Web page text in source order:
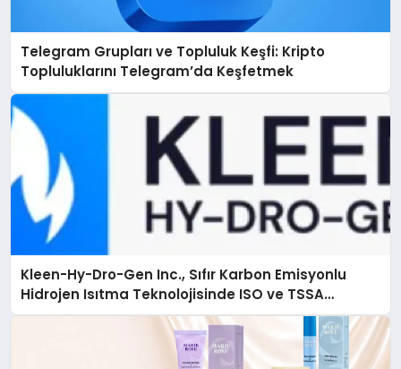
Telegram Grupları ve Topluluk Keşfi: Kripto
Topluluklarını Telegram’da Keşfetmek
Kleen-Hy-Dro-Gen Inc., Sıfır Karbon Emisyonlu
Hidrojen Isıtma Teknolojisinde ISO ve TSSA
Düzenleyici Onaylarını Aldı